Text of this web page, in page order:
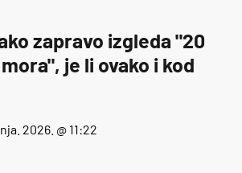
zapravo izgleda "20
je li ovako i kod
2026. @ 11:22